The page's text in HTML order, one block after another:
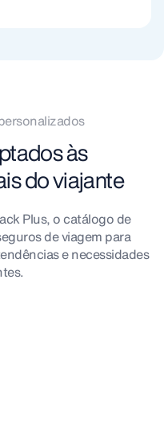
às
do viajante
Plus, o catálogo de
de viagem para
e necessidades